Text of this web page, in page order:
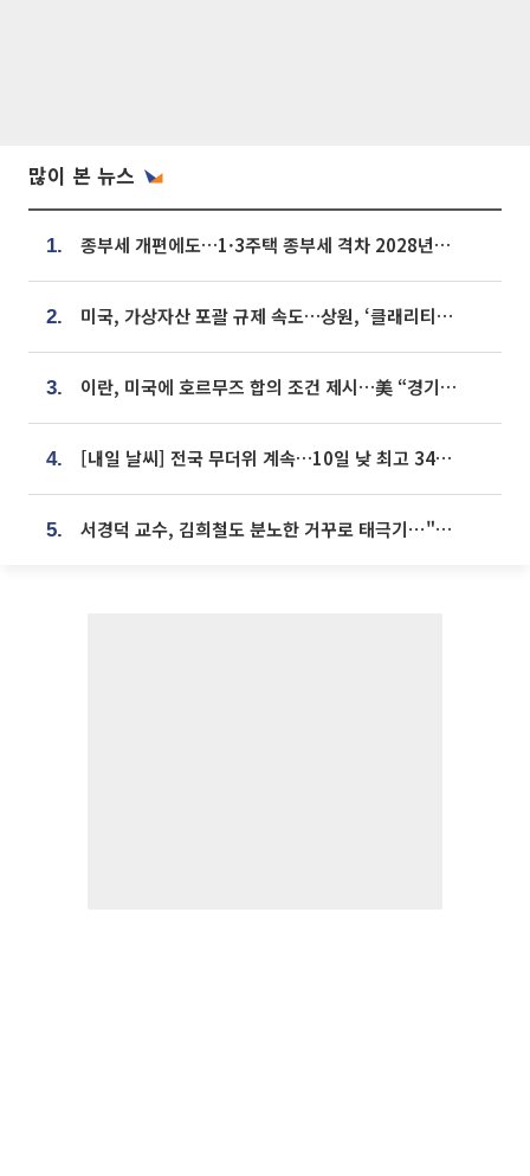
많이 본 뉴스
1. 종부세 개편에도…1·3주택 종부세 격차 2028년부터 확대
2. 미국, 가상자산 포괄 규제 속도…상원, ‘클래리티법’ 9월 절차투표 추진
3. 이란, 미국에 호르무즈 합의 조건 제시…美 “경기 아직 안 끝나” [종합]
4. [내일 날씨] 전국 무더위 계속…10일 낮 최고 34도 육박
5. 서경덕 교수, 김희철도 분노한 거꾸로 태극기⋯"엉터리는 아냐, 아쉬울 뿐"